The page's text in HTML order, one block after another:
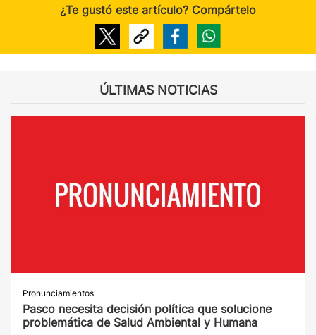
¿Te gustó este artículo? Compártelo
ÚLTIMAS NOTICIAS
Pronunciamientos
Pasco necesita decisión política que solucione
problemática de Salud Ambiental y Humana